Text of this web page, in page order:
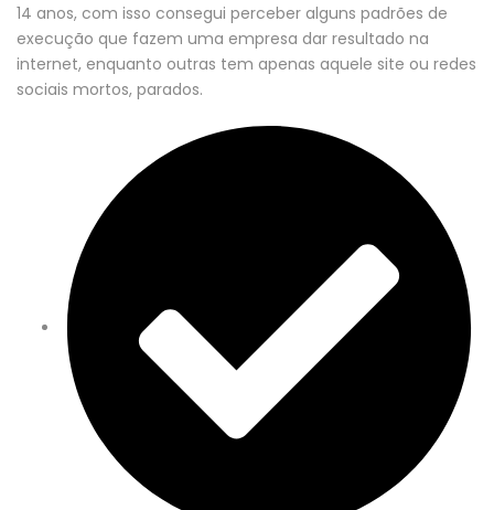
14 anos, com isso consegui perceber alguns padrões de
execução que fazem uma empresa dar resultado na
internet, enquanto outras tem apenas aquele site ou redes
sociais mortos, parados.